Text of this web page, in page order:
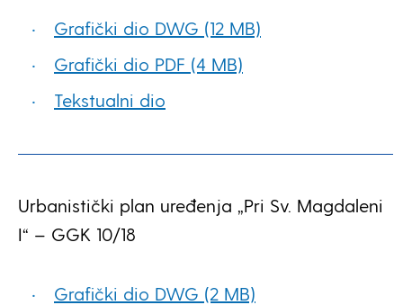
Grafički dio DWG (12 MB)
Grafički dio PDF (4 MB)
Tekstualni dio
Urbanistički plan uređenja „Pri Sv. Magdaleni
I“ – GGK 10/18
Grafički dio DWG (2 MB)